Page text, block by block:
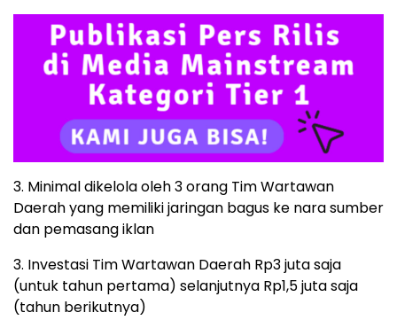
3. Minimal dikelola oleh 3 orang Tim Wartawan
Daerah yang memiliki jaringan bagus ke nara sumber
dan pemasang iklan
3. Investasi Tim Wartawan Daerah Rp3 juta saja
(untuk tahun pertama) selanjutnya Rp1,5 juta saja
(tahun berikutnya)